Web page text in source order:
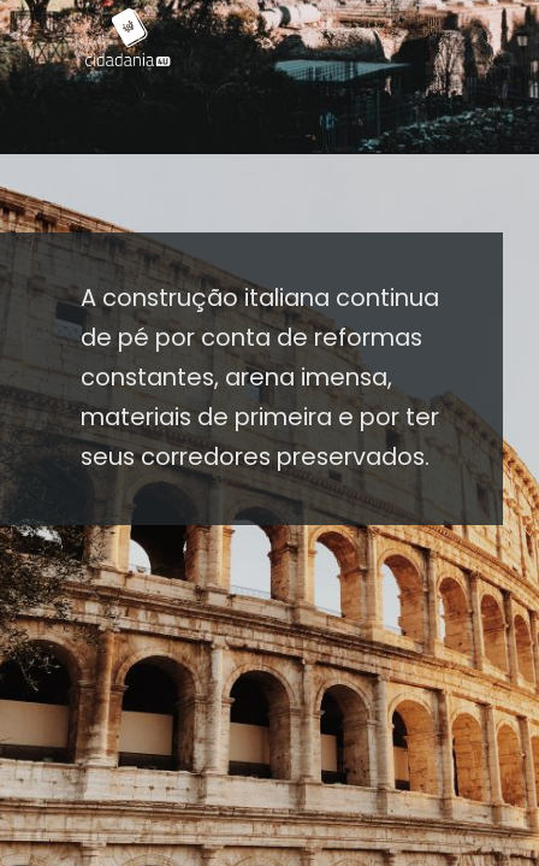
A construção italiana continua
de pé por conta de reformas
constantes, arena imensa,
materiais de primeira e por ter
seus corredores preservados.